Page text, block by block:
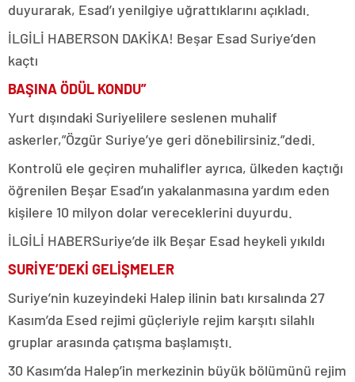
duyurarak, Esad’ı yenilgiye uğrattıklarını açıkladı.
İLGİLİ HABERSON DAKİKA! Beşar Esad Suriye’den
kaçtı
BAŞINA ÖDÜL KONDU”
Yurt dışındaki Suriyelilere seslenen muhalif
askerler,”Özgür Suriye’ye geri dönebilirsiniz.”dedi.
Kontrolü ele geçiren muhalifler ayrıca, ülkeden kaçtığı
öğrenilen Beşar Esad’ın yakalanmasına yardım eden
kişilere 10 milyon dolar vereceklerini duyurdu.
İLGİLİ HABERSuriye’de ilk Beşar Esad heykeli yıkıldı
SURİYE’DEKİ GELİŞMELER
Suriye’nin kuzeyindeki Halep ilinin batı kırsalında 27
Kasım’da Esed rejimi güçleriyle rejim karşıtı silahlı
gruplar arasında çatışma başlamıştı.
30 Kasım’da Halep’in merkezinin büyük bölümünü rejim